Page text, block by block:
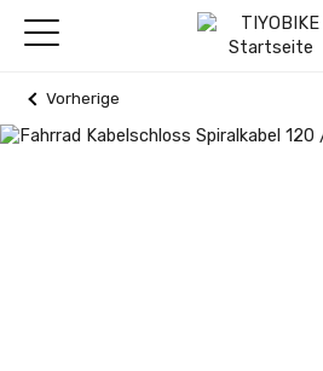
Vorherige